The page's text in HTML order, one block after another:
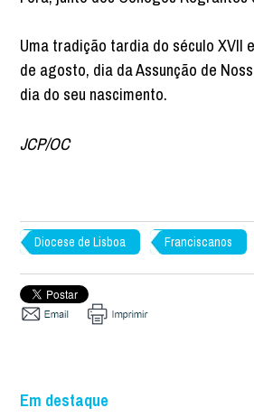
Uma tradição tardia do século XVII
de agosto, dia da Assunção de
dia do seu nascimento.
JCP/OC
Diocese de Lisboa Franciscanos
Em destaque